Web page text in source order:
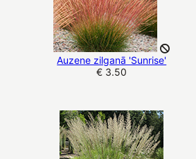
Auzene zilganā 'Sunrise'
€ 3.50